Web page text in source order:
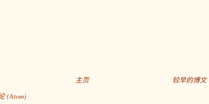
较早的博文
主页
(Atom)